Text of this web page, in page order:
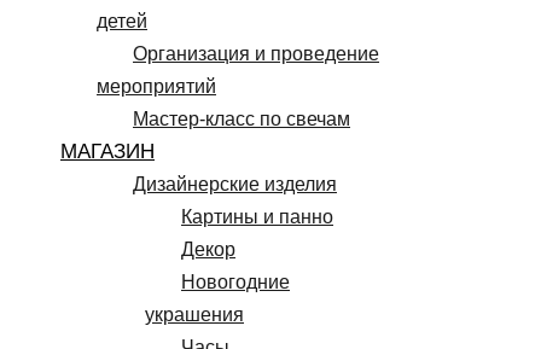
детей
Организация и проведение
мероприятий
Мастер-класс по свечам
МАГАЗИН
Дизайнерские изделия
Картины и панно
Декор
Новогодние
украшения